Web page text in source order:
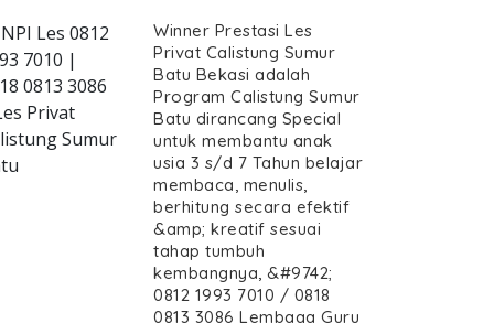
calistung-sumur-batu--guru-
Privat Calistung Sumur
Sumur Batu, Guru Calistung datang
Les Privat Calistung
Les 0812
7010 |
0813 3086
Privat
Sumur
Winner Prestasi Les
Privat Calistung Sumur
Batu Bekasi adalah
Program Calistung Sumur
Batu dirancang Special
untuk membantu anak
usia 3 s/d 7 Tahun belajar
membaca, menulis,
berhitung secara efektif
&amp; kreatif sesuai
tahap tumbuh
kembangnya, &#9742;
0812 1993 7010 / 0818
0813 3086 Lembaga Guru